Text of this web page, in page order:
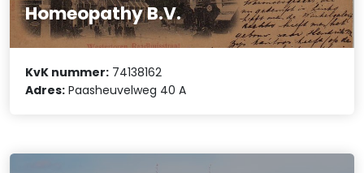
Homeopathy B.V.
KvK nummer: 74138162
Adres: Paasheuvelweg 40 A